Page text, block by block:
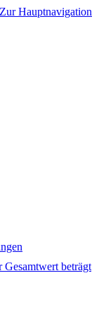
Zur Hauptnavigation
beträgt